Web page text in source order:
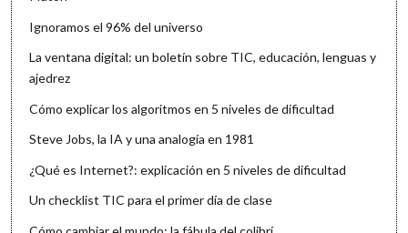
Ignoramos el 96% del universo
La ventana digital: un boletín sobre TIC, educación, lenguas y
ajedrez
Cómo explicar los algoritmos en 5 niveles de dificultad
Steve Jobs, la IA y una analogía en 1981
¿Qué es Internet?: explicación en 5 niveles de dificultad
Un checklist TIC para el primer día de clase